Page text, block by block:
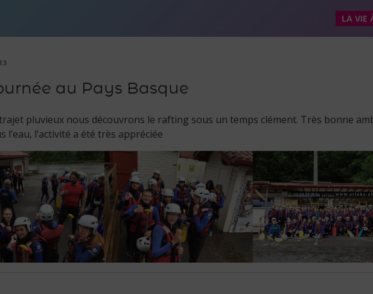
LA VIE
au Pays Basque
pluvieux nous découvrons le rafting sous un temps clément. Très bonne
l’eau, l’activité a été très appréciée